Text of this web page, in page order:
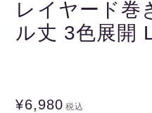
レイヤード巻
ル丈 3色展開
¥6,980 税込